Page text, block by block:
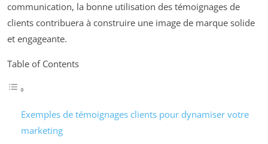
communication, la bonne utilisation des témoignages de
clients contribuera à construire une image de marque solide
et engageante.
Table of Contents
Exemples de témoignages clients pour dynamiser votre
marketing